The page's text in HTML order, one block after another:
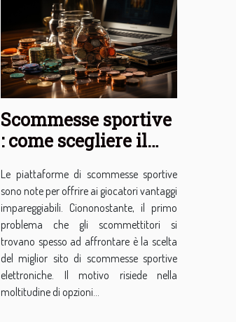
Scommesse sportive
: come scegliere il
ottenere il massimo
?
Le piattaforme di scommesse sportive
sono note per offrire ai giocatori vantaggi
impareggiabili. Ciononostante, il primo
problema che gli scommettitori si
trovano spesso ad affrontare è la scelta
del miglior sito di scommesse sportive
elettroniche. Il motivo risiede nella
moltitudine di opzioni...